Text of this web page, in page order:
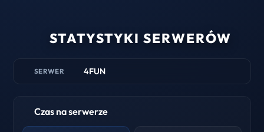
STATYSTYKI SERWERÓW
SERWER 4FUN
Czas na serwerze